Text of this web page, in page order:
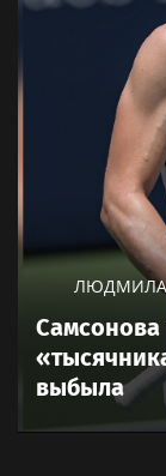
Самсонова
выбыла